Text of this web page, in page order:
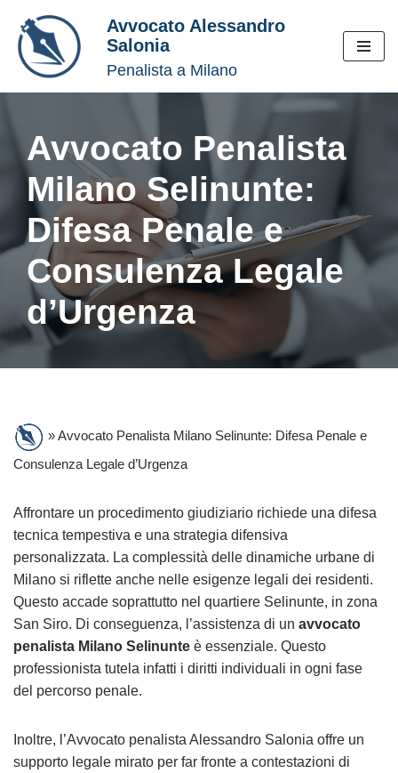
Vai
al
contenuto
Avvocato Alessandro
Salonia
Penalista a Milano
Avvocato Penalista
Milano Selinunte:
Difesa Penale e
Consulenza Legale
d’Urgenza
»Avvocato Penalista Milano Selinunte: Difesa Penale e
Consulenza Legale d’Urgenza
Affrontare un procedimento giudiziario richiede una difesa
tecnica tempestiva e una strategia difensiva
personalizzata. La complessità delle dinamiche urbane di
Milano si riflette anche nelle esigenze legali dei residenti.
Questo accade soprattutto nel quartiere Selinunte, in zona
San Siro. Di conseguenza, l’assistenza di un avvocato
penalista Milano Selinunte è essenziale. Questo
professionista tutela infatti i diritti individuali in ogni fase
del percorso penale.
Inoltre, l’Avvocato penalista Alessandro Salonia offre un
supporto legale mirato per far fronte a contestazioni di